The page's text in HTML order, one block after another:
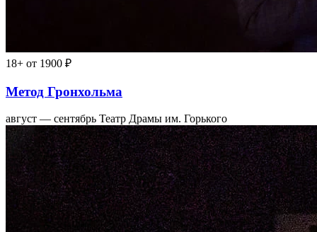
18+ от 1900 ₽
Метод Гронхольма
август — сентябрь Театр Драмы им. Горького